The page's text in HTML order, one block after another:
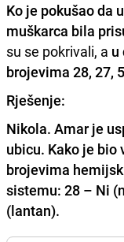
Ko je pokušao da
muškarca bila
su se pokrivali, a u
brojevima 28, 27,
Rješenje:
Nikola. Amar je
ubicu. Kako je bio
brojevima
sistemu: 28 – Ni
(lantan).